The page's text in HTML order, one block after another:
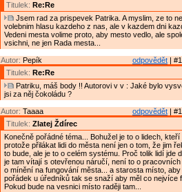
Titulek: Re:Re
Jsem rad za prispevek Patrika. A myslim, ze to
volebnim hlasu kazdeho z nas, ale v kazdem dni
Vedeni mesta volime proto, aby mesto vedlo, ale
vsichni, ne jen Rada mesta...
odpovědět |
Autor: Pepík
Titulek: Re:Re
Patriku, máš body !! Autorovi v v : Jaké bylo
jsi za něj čokoládu ?
odpovědět |
Autor: Taaaa
Titulek: Zlatej Ždírec
Konečně pořádné téma... Bohužel je to o lidech,
protože přilákat lidi do města není jen o tom, že jim
to bude, ale je to o celém systému. Proč tolik lidí jde
je tam vítají s otevřenou náručí, není to o
o mínění na fungování města... a starosta místo,
pořádek u úředníků tak se snaží aby měl co nejvíce
Pokud bude na vesnici místo raději tam...